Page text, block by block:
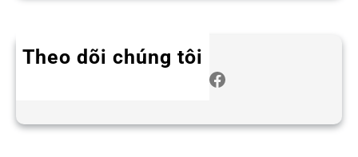
Theo dõi chúng tôi
Facebook